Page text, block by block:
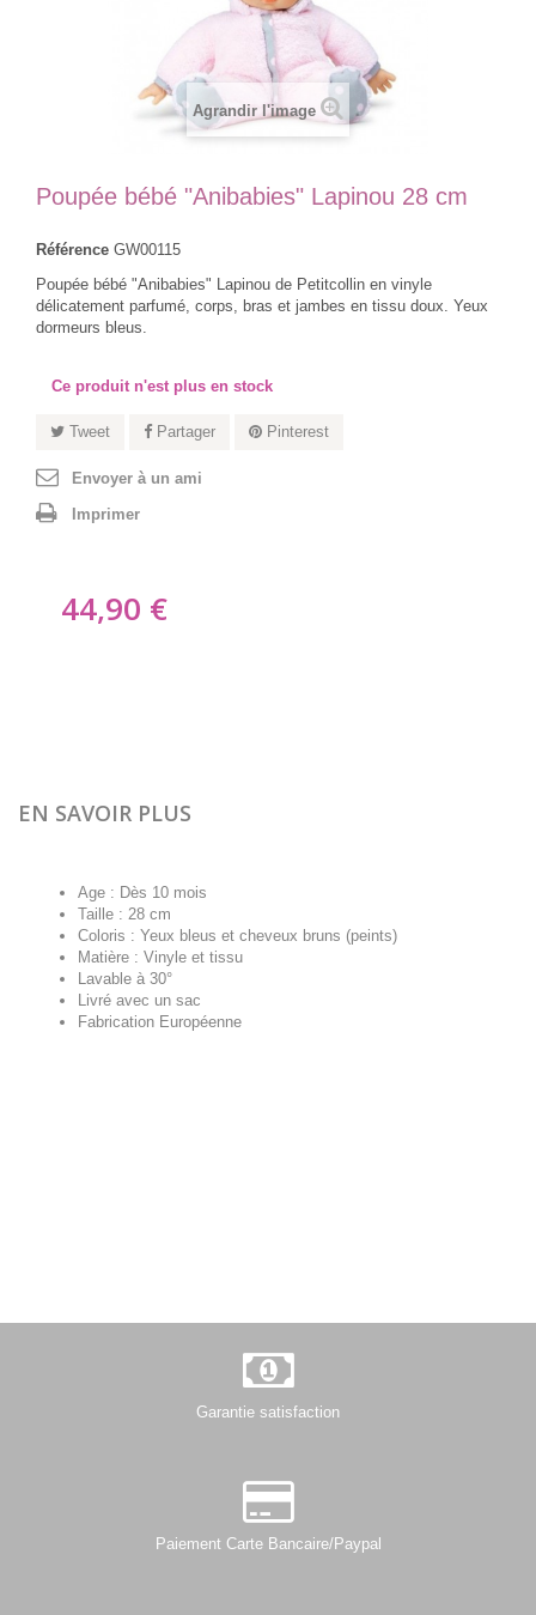
Agrandir l'image
Poupée bébé "Anibabies" Lapinou 28 cm
Référence GW00115
Poupée bébé "Anibabies" Lapinou de Petitcollin en vinyle
délicatement parfumé, corps, bras et jambes en tissu doux. Yeux
dormeurs bleus.
Ce produit n'est plus en stock
Tweet Partager Pinterest
Envoyer à un ami
Imprimer
44,90 €
EN SAVOIR PLUS
Age : Dès 10 mois
Taille : 28 cm
Coloris : Yeux bleus et cheveux bruns (peints)
Matière : Vinyle et tissu
Lavable à 30°
Livré avec un sac
Fabrication Européenne
Garantie satisfaction
Paiement Carte Bancaire/Paypal